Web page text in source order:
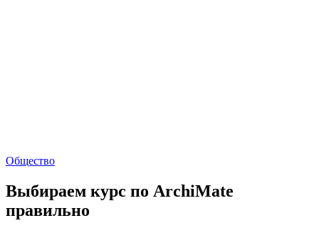
Общество
Выбираем курс по ArchiMate
правильно